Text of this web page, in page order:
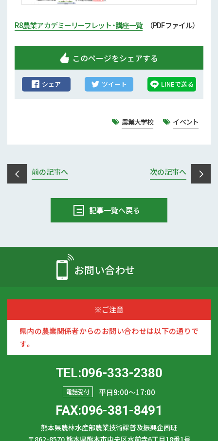
R8農業アカデミーリーフレット・講座一覧（PDFファイル）
このページをシェアする
シェア ツイート LINEで送る
農業大学校 イベント
前の記事へ 次の記事へ
記事一覧へ戻る
お問い合わせ
※ご注意
県内の農業関係者からのお問い合わせは以下の通りで
す。
TEL:096-333-2380
電話受付 平日9:00〜17:00
FAX:096-381-8491
熊本県農林水産部農業技術課普及振興企画班
〒862-8570熊本県熊本市中央区水前寺6丁目18番1号